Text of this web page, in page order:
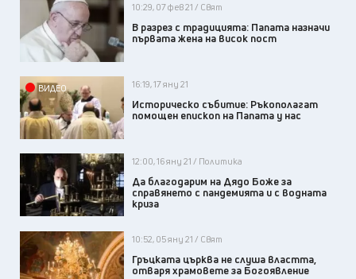
10:29, 07 фев 21 / Свят
В разрез с традицията: Папата назначи
първата жена на висок пост
ВИДЕО 16:19, 17 яну 21
Историческо събитие: Ръкополагат
помощен епископ на Папата у нас
12:00, 16 яну 21 / Политика
Да благодарим на Дядо Боже за
справянето с пандемията и с водната
криза
10:52, 05 яну 21 / Свят
Гръцката църква не слуша властта,
отваря храмовете за Богоявление